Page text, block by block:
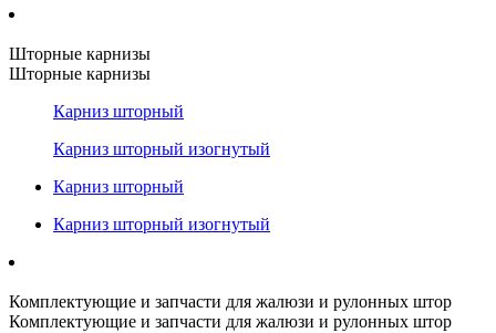
Шторные карнизы
Шторные карнизы
Карниз шторный
Карниз шторный изогнутый
Карниз шторный
Карниз шторный изогнутый
Комплектующие и запчасти для жалюзи и рулонных штор
Комплектующие и запчасти для жалюзи и рулонных штор